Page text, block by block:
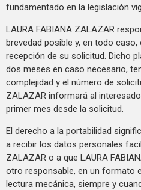
fundamentado en la legislación
LAURA FABIANA ZALAZAR
brevedad posible y, en todo
recepción de su solicitud. Dicho
dos meses en caso necesario,
complejidad y el número de
ZALAZAR informará al
primer mes desde la solicitud.
El derecho a la portabilidad
a recibir los datos personales
ZALAZAR o a que LAURA
otro responsable, en un formato
lectura mecánica, siempre y